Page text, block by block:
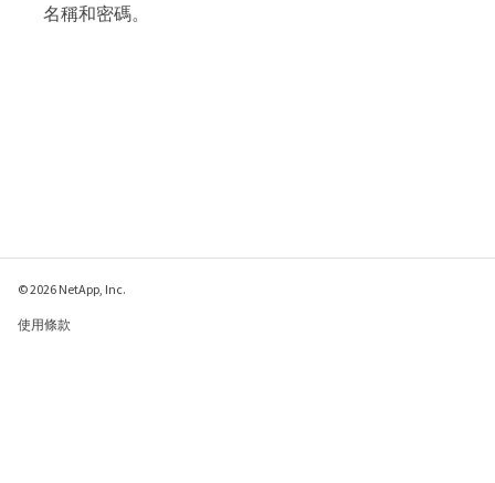
名稱和密碼。
© 2026 NetApp, Inc.
使用條款